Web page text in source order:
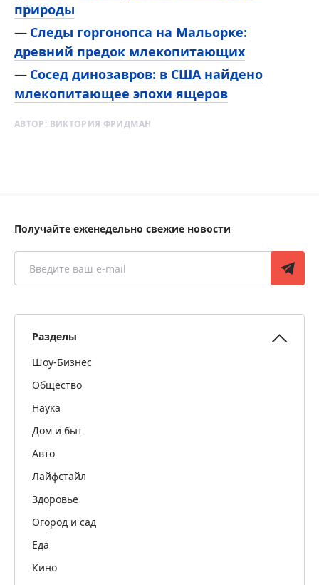
природы
Следы горгонопса на Мальорке:
древний предок млекопитающих
Сосед динозавров: в США найдено
млекопитающее эпохи ящеров
АВТОР: ВИКТОРИЯ ФРИДМАН
Получайте еженедельно свежие новости
Разделы
Шоу-Бизнес
Общество
Наука
Дом и быт
Авто
Лайфстайл
Здоровье
Огород и сад
Еда
Кино